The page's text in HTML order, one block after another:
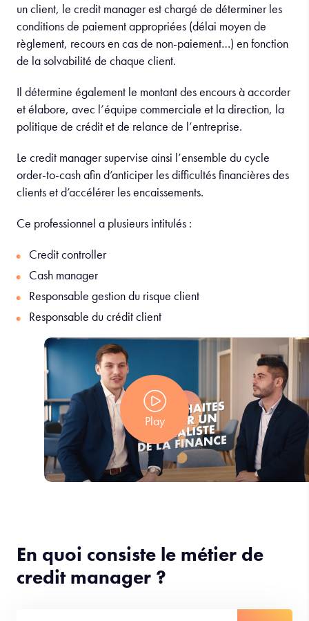
un client, le credit manager est chargé de déterminer les
conditions de paiement appropriées (délai moyen de
règlement, recours en cas de non-paiement…) en fonction
de la solvabilité de chaque client.
Il détermine également le montant des encours à accorder
et élabore, avec l’équipe commerciale et la direction, la
politique de crédit et de relance de l’entreprise.
Le credit manager supervise ainsi l’ensemble du cycle
order-to-cash afin d’anticiper les difficultés financières des
clients et d’accélérer les encaissements.
Ce professionnel a plusieurs intitulés :
Credit controller
Cash manager
Responsable gestion du risque client
Responsable du crédit client
Play
En quoi consiste le métier de
credit manager ?